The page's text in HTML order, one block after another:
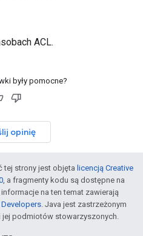
ACL.
były pomocne?
opinię
tej strony jest objęta licencją Creative
, a fragmenty kodu są dostępne na
na ten temat zawierają
. Java jest zastrzeżonym
jej podmiotów stowarzyszonych.